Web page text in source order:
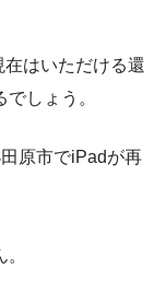
はいただける還
しょう。
原市でiPadが再